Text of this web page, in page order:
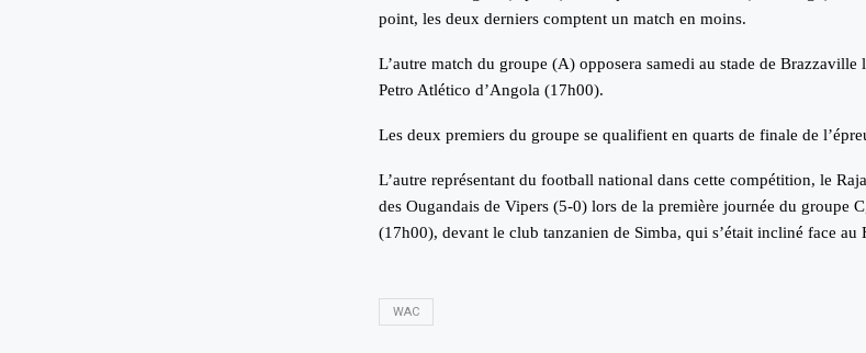
point, les deux derniers comptent un match en moins.
L’autre match du groupe (A) opposera samedi au stade de
Petro Atlético d’Angola (17h00).
Les deux premiers du groupe se qualifient en quarts de finale de
L’autre représentant du football national dans cette compétition, le
des Ougandais de Vipers (5-0) lors de la première journée du groupe
(17h00), devant le club tanzanien de Simba, qui s’était incliné face
WAC